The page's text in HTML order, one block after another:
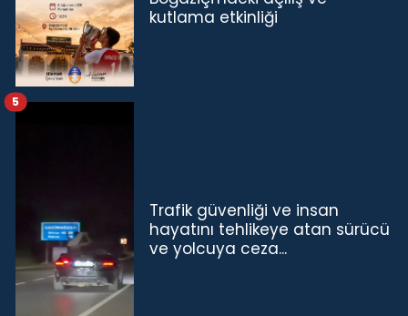
kutlama etkinliği
Trafik güvenliği ve insan
hayatını tehlikeye atan sürücü
ve yolcuya ceza...
5